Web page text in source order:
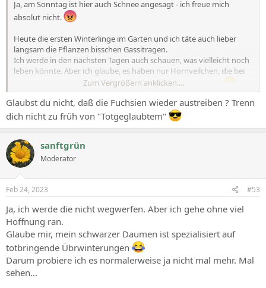
Ja, am Sonntag ist hier auch Schnee angesagt - ich freue mich
absolut nicht.
Heute die ersten Winterlinge im Garten und ich täte auch lieber
langsam die Pflanzen bisschen Gassitragen.
Ich werde in den nächsten Tagen auch schauen, was vielleicht noch
leben könnte. Aber ich glaube, es haben nur Hornveilchen, die bei
den Fuchsien aufgegangen sind und dabei waren überlebt.
Zum Vergrößern anklicken....
Glaubst du nicht, daß die Fuchsien wieder austreiben ? Trenn
dich nicht zu früh von "Totgeglaubtem"
sanftgrün
Moderator
Feb 24, 2023 #53
Ja, ich werde die nicht wegwerfen. Aber ich gehe ohne viel
Hoffnung ran.
Glaube mir, mein schwarzer Daumen ist spezialisiert auf
totbringende Übrwinterungen
Darum probiere ich es normalerweise ja nicht mal mehr. Mal
sehen...